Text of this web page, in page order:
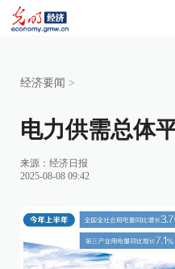
经济要闻 >
电力供需总体
来源： 经济日报
2025-08-08 09:42